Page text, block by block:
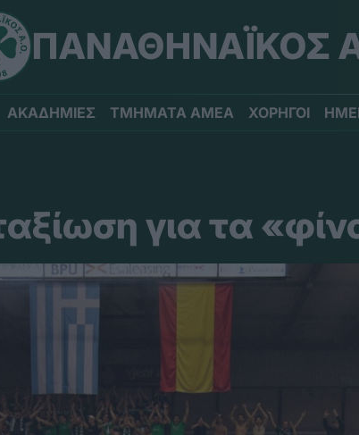
ΠΑΝΑΘΗΝΑΪΚΟΣ
ΑΚΑΔΗΜΙΕΣ ΤΜΗΜΑΤΑ ΑΜΕΑ ΧΟΡΗΓΟΙ
για τα